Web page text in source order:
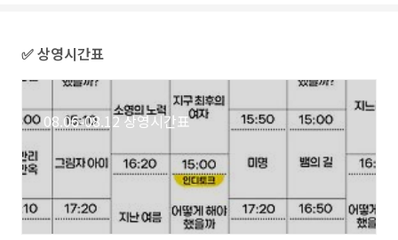
✅ 상영시간표
08.06-08.12 상영시간표